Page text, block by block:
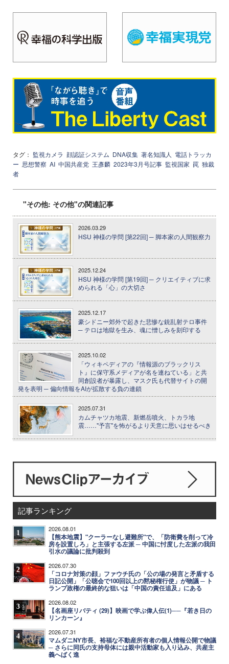
タグ： 監視カメラ 顔認証システム DNA収集 著名知識人 電話トラッカ
ー 思想警察 AI 中国共産党 王彥麟 2023年3月号記事 監視国家 罠 独裁
者
"その他: その他"の関連記事
2026.03.29
HSU 神様の学問 [第22回] ─ 脚本家の人間観察力
2025.12.24
HSU 神様の学問 [第19回] ─ クリエイティブに求
められる「心」の大切さ
2025.12.17
豪シドニー郊外で起きた悲惨な銃乱射テロ事件
─ テロは地獄を生み、魂に憎しみを刻印する
2025.10.02
「ウィキペディアの『情報源のブラックリス
ト』に保守系メディアが名を連ねている」と共
同創設者が暴露し、マスク氏も代替サイトの開
発を表明 ─ 偏向情報をAIが拡散する負の連鎖
2025.07.31
カムチャツカ地震、新燃岳噴火、トカラ地
震……"予言"を怖がるより天意に思いはせるべき
記事ランキング
1 2026.08.01
【熊本地震】"クーラーなし避難所"で、「防衛費を削って冷
房を設置しろ」と主張する左派 ─ 中国に忖度した左派の我田
引水の議論に批判殺到
2 2026.07.30
「コロナ対策の顔」ファウチ氏の「公の場の発言と矛盾する
日記公開」「公聴会で100回以上の黙秘権行使」が物議 ─ ト
ランプ政権の最終的な狙いは「中国の責任追及」にある
3 2026.08.02
【名画座リバティ (29)】映画で学ぶ偉人伝(1)──『若き日の
リンカーン』
4 2026.07.31
マムダニNY市長、裕福な不動産所有者の個人情報公開で物議
─ さらに同氏の支持母体には親中活動家も入り込み、共産主
義へばく進